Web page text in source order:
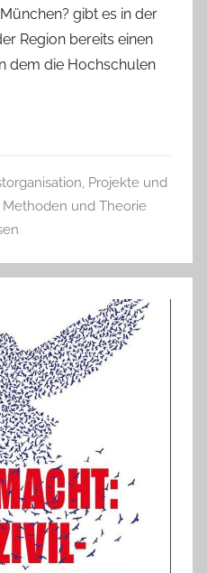
gibt es in der
Region bereits einen
dem die Hochschulen
, Projekte und
und Theorie